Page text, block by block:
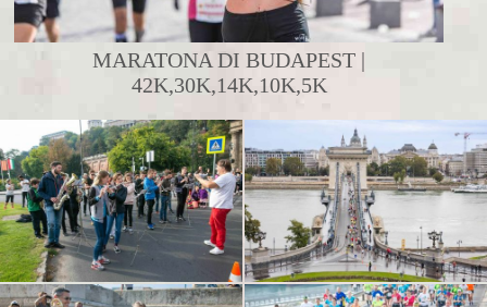
MARATONA DI BUDAPEST |
42K,30K,14K,10K,5K